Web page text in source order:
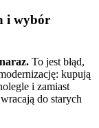
i wybór
To jest błąd,
kupują
i zamiast
do starych